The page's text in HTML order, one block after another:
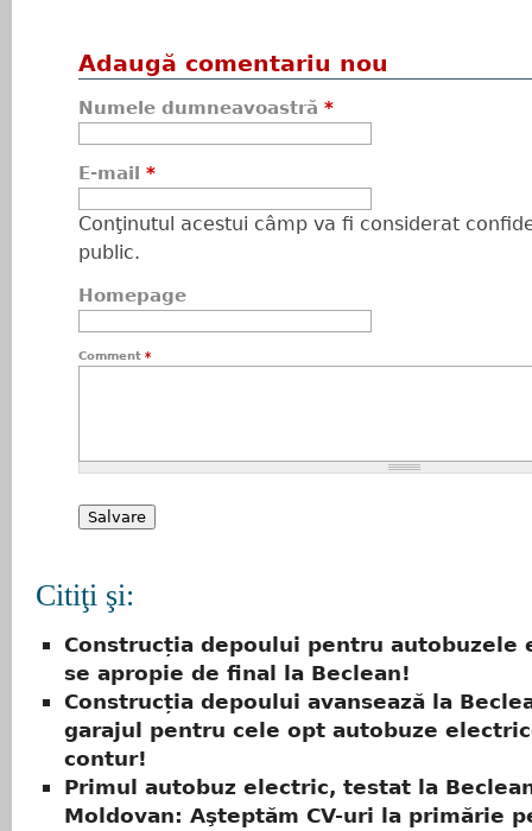
Adaugă comentariu nou
Numele dumneavoastră *
E-mail *
Conţinutul acestui câmp va fi considerat
public.
Homepage
Comment *
Citiţi şi:
Construcția depoului pentru autobuzele
se apropie de final la Beclean!
Construcția depoului avansează la
garajul pentru cele opt autobuze
contur!
Primul autobuz electric, testat la
Moldovan: Aşteptăm CV-uri la primărie